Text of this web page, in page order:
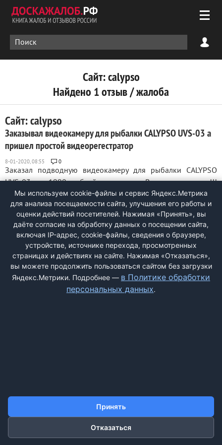
Сайт: calypso
Найдено 1 отзыв / жалоба
Сайт: calypso
Заказывал видеокамеру для рыбалки CALYPSO UVS-03 а
пришел простой видеорегестратор
0
Заказал подводную видеокамеру для рыбалки CALYPSO
UVS-03 за 1990 рублей, а пришел Видеорегистратор!!!
верните деньги!!! ...
ДОБАВИТЬ ЖАЛОБУ
КОНТАКТЫ
Мы используем cookie-файлы и сервис Яндекс.Метрика
для анализа посещаемости сайта, улучшения его работы и
оценки действий посетителей. Нажимая «Принять», вы
даёте согласие на обработку данных о посещении сайта,
включая IP-адрес, cookie-файлы, сведения о браузере,
устройстве, источнике перехода, просмотренных
страницах и действиях на сайте. Нажимая «Отказаться»,
вы можете продолжить пользоваться сайтом без загрузки
Яндекс.Метрики. Подробнее — в Политике обработки
персональных данных.
Принять
Отказаться